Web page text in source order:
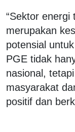
“Sektor energi
merupakan
potensial
PGE tidak
nasional,
masyarakat
positif dan